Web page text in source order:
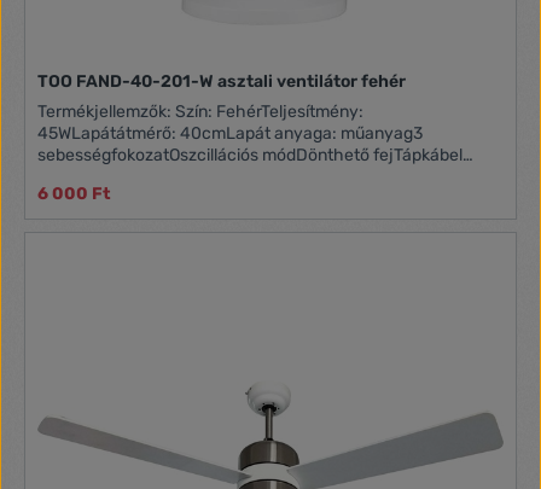
TOO FAND-40-201-W asztali ventilátor fehér
Termékjellemzők: Szín: FehérTeljesítmény:
45WLapátátmérő: 40cmLapát anyaga: műanyag3
sebességfokozatOszcillációs módDönthető fejTápkábel
201-W asztali ventilátorHasználati útmutató
6 000 Ft